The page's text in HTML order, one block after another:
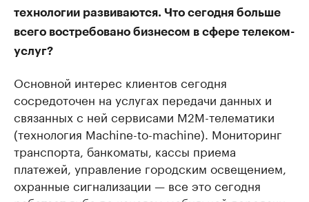
технологии развиваются. Что сегодня больше
всего востребовано бизнесом в сфере телеком-
услуг?
Основной интерес клиентов сегодня
сосредоточен на услугах передачи данных и
связанных с ней сервисами M2M-телематики
(технология Machine-to-machine). Мониторинг
транспорта, банкоматы, кассы приема
платежей, управление городским освещением,
охранные сигнализации — все это сегодня